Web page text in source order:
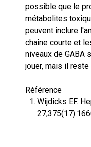
possible que le
métabolites
peuvent inclure
chaîne courte et
niveaux de GABA
jouer, mais il reste
Référence
Wijdicks EF.